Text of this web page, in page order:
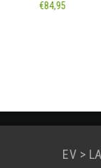
€84,95
EV >